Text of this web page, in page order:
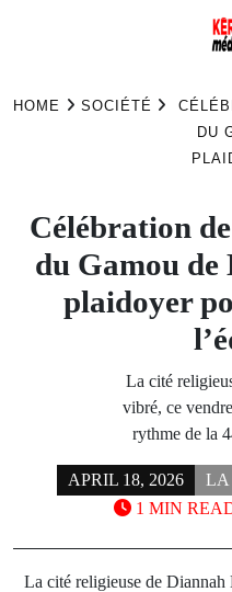
HOME SOCIÉTÉ
DU
Célébration
du Gamou de
plaidoyer
La cité
vibré, ce
rythme de la
APRIL 18, 2026 LA
1 MIN
La cité religieuse de